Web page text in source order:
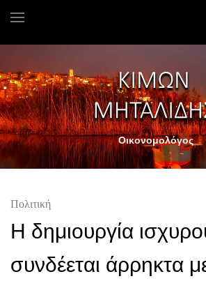
Οικονομολόγος
Πολιτική
Η δημιουργία
συνδέεται άρρηκτα